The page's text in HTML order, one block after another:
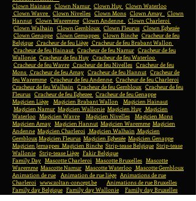
Clown Hainaut Clown Namur Clown Huy Clown Waterloo
Clown Wavre
Clown Nivelles Clown Mons Clown Amay
Clown
Hannut Clown Waremme Clown Andenne
Clown Charleroi
Clown Walhain Clown Gembloux Clown Fleurus Clown Eghezée
Clown Genappe Clown Gemappes Clown Binche Cracheur de feu
Belgique Cracheur de feu Liège Cracheur de feu Brabant Wallon
Cracheur de feu Hainaut Cracheur de feu Namur Cracheur de feu
Wallonie Cracheur de feu Huy Cracheur de feu Waterloo
Cracheur de feu Wavre Cracheur de feu Nivelles Cracheur de feu
Mons Cracheur de feu Amay Cracheur de feu Hannut Cracheur de
feu Waremme Cracheur de feu Andenne Cracheur de feu Charleroi
Cracheur de feu Walhain Cracheur de feu Gembloux Cracheur de feu
Fleurus Cracheur de feu Eghezee Cracheur de feu Genappe
Magicien Liège
Magicien Brabant Wallon
Magicien Hainaut
Magicien Namur Magicien Wallonie Magicien Huy Magicien
Waterloo Magicien Wavre Magicien Nivelles
Magicien Mons
Magicien Amay Magicien Hannut Magicien Waremme Magicien
Andenne Magicien Charleroi Magicien Walhain Magicien
GemblouxMagicien Fleurus Magicien Eghezée Magicien Genappe
Magicien Jemappes Magicien Binche Strip-tease Belgique Strip-tease
Wallonie Strip-tease Liège Fakir Belgique
Family Day Mascotte Charleroi Mascotte Bruxelles Mascotte
Waremme Mascotte Namur Mascotte Waterloo Mascotte Gembloux
Animation de rue
Animation de rue liège Animations de rue
Charleroi www.zoltan-concept.be
Animations de rue Bruxelles
Family day Belgique Family day Wallonie
Family day Bruxelles
Family day Liège
Family day Waterloo Family day Nivelles